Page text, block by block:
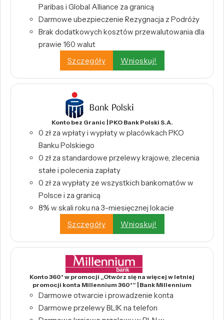
Paribas i Global Alliance za granicą
Darmowe ubezpieczenie Rezygnacja z Podróży
Brak dodatkowych kosztów przewalutowania dla
prawie 160 walut
Szczegóły
Wnioskuj!
Konto bez Granic | PKO Bank Polski S.A.
0 zł za wpłaty i wypłaty w placówkach PKO
Banku Polskiego
0 zł za standardowe przelewy krajowe, zlecenia
stałe i polecenia zapłaty
0 zł za wypłaty ze wszystkich bankomatów w
Polsce i za granicą
8% w skali roku na 3-miesięcznej lokacie
Szczegóły
Wnioskuj!
Konto 360° w promocji „Otwórz się na więcej w letniej
promocji konta Millennium 360°” | Bank Millennium
Darmowe otwarcie i prowadzenie konta
Darmowe przelewy BLIK na telefon